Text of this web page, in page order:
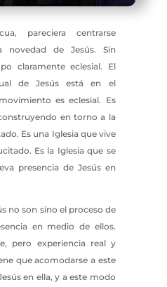
pareciera centrarse
novedad de Jesús. Sin
claramente eclesial. El
de Jesús está en el
es eclesial. Es
en torno a la
Es una Iglesia que vive
Es la Iglesia que se
presencia de Jesús en
no son sino el proceso de
en medio de ellos.
pero experiencia real y
que acomodarse a este
en ella, y a este modo